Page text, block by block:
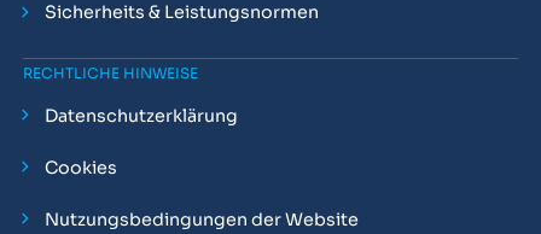
Sicherheits & Leistungsnormen
RECHTLICHE HINWEISE
Datenschutzerklärung
Cookies
Nutzungsbedingungen der Website